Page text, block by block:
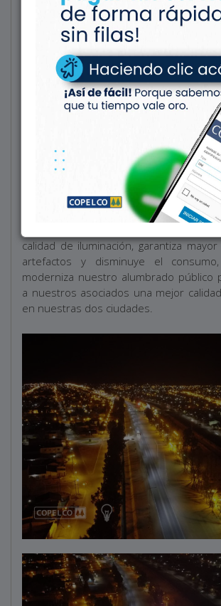
COPELCO sigue trabajando en la
alumbrado público.
calidad de iluminación, garantiza
artefactos y disminuye el
moderniza nuestro alumbrado público
a nuestros asociados una mejor
en nuestras dos ciudades.